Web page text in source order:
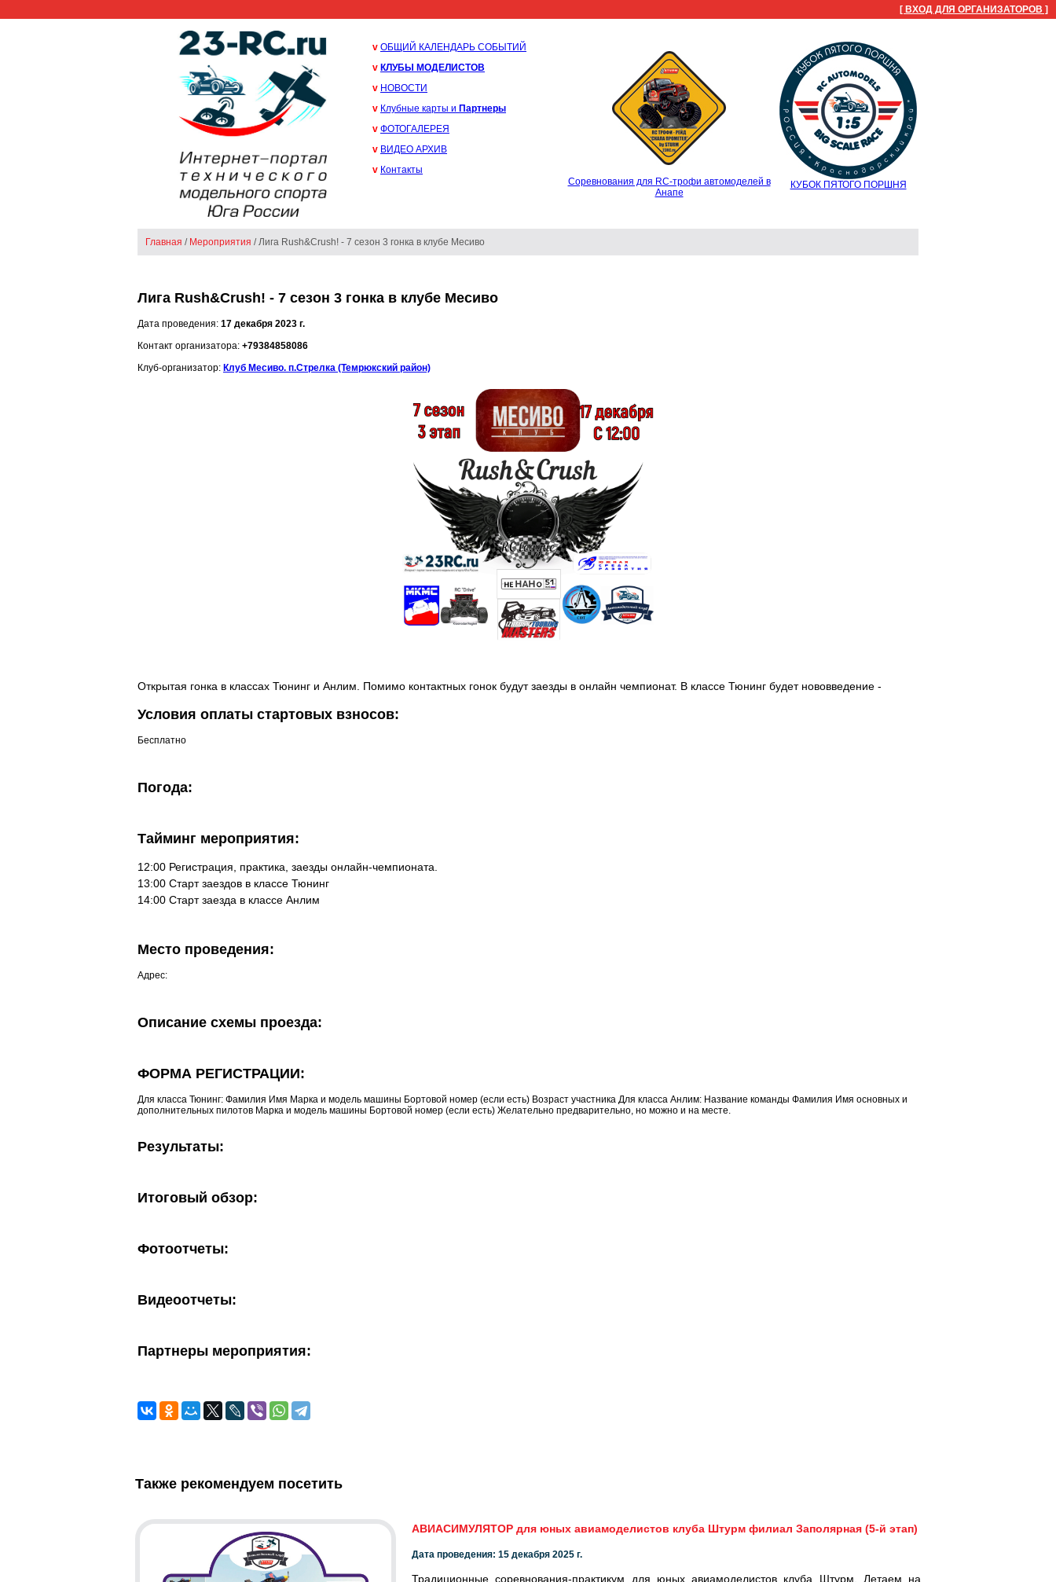
[ ВХОД ДЛЯ ОРГАНИЗАТОРОВ ]
v ОБЩИЙ КАЛЕНДАРЬ СОБЫТИЙ
v КЛУБЫ МОДЕЛИСТОВ
v НОВОСТИ
v Клубные карты и Партнеры
v ФОТОГАЛЕРЕЯ
v ВИДЕО АРХИВ
v Контакты
Соревнования для RC-трофи автомоделей в
Анапе
КУБОК ПЯТОГО ПОРШНЯ
Главная / Мероприятия / Лига Rush&Crush! - 7 сезон 3 гонка в клубе Месиво
Лига Rush&Crush! - 7 сезон 3 гонка в клубе Месиво
Дата проведения: 17 декабря 2023 г.
Контакт организатора: +79384858086
Клуб-организатор: Клуб Месиво. п.Стрелка (Темрюкский район)
Открытая гонка в классах Тюнинг и Анлим. Помимо контактных гонок будут заезды в онлайн чемпионат. В классе Тюнинг будет нововведение -
Условия оплаты стартовых взносов:
Бесплатно
Погода:
Тайминг мероприятия:
12:00 Регистрация, практика, заезды онлайн-чемпионата.
13:00 Старт заездов в классе Тюнинг
14:00 Старт заезда в классе Анлим
Место проведения:
Адрес:
Описание схемы проезда:
ФОРМА РЕГИСТРАЦИИ:
Для класса Тюнинг: Фамилия Имя Марка и модель машины Бортовой номер (если есть) Возраст участника Для класса Анлим: Название команды Фамилия Имя основных и
дополнительных пилотов Марка и модель машины Бортовой номер (если есть) Желательно предварительно, но можно и на месте.
Результаты:
Итоговый обзор:
Фотоотчеты:
Видеоотчеты:
Партнеры мероприятия:
Также рекомендуем посетить
АВИАСИМУЛЯТОР для юных авиамоделистов клуба Штурм филиал Заполярная (5-й этап)
Дата проведения: 15 декабря 2025 г.
Традиционные соревнования-практикум для юных авиамоделистов клуба Штурм. Летаем на